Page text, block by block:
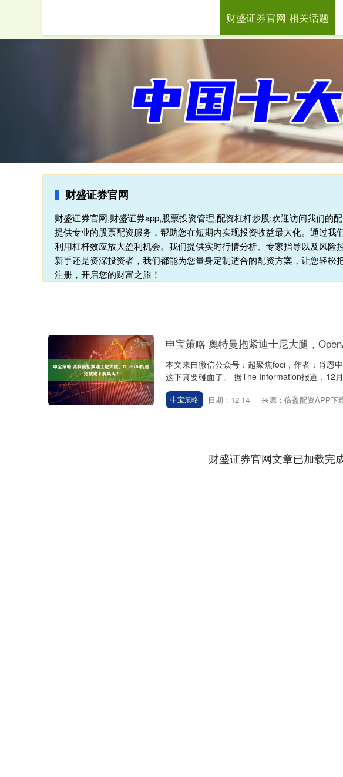
财盛证券官网
财盛证券官网
财盛证券官网,财盛证券app,股票投资管理,配资杠杆炒股:欢迎访问我们的
提供专业的股票配资服务，帮助您在短期内实现投资收益最大化。通过我
利用杠杆效应放大盈利机会。我们提供实时行情分析、专家指导以及风险
新手还是资深投资者，我们都能为您量身定制适合的配资方案，让您轻松
注册，开启您的财富之旅！
财盛证券官网 相关话题
申宝策略 奥特曼抱紧迪士尼大腿，
本文来自微信公众号：超聚焦foci，作者：肖恩
这下真要碰面了。 据The Information报道，12
申宝策略 日期：12-14 来源：倍盈配资APP下
财盛证券官网文章已加载完